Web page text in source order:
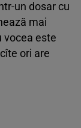
un dosar cu
mai
vocea este
ori are